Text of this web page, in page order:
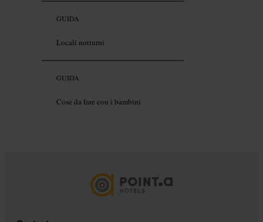
GUIDA
Locali notturni
GUIDA
Cose da fare con i bambini